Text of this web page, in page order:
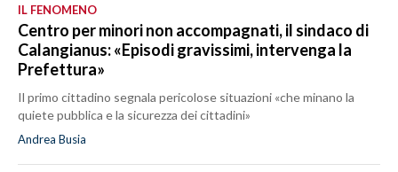
IL FENOMENO
Centro per minori non accompagnati, il sindaco di
Calangianus: «Episodi gravissimi, intervenga la
Prefettura»
Il primo cittadino segnala pericolose situazioni «che minano la
quiete pubblica e la sicurezza dei cittadini»
Andrea Busia